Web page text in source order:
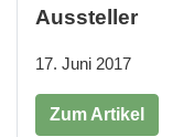
Aussteller
17. Juni 2017
Zum Artikel